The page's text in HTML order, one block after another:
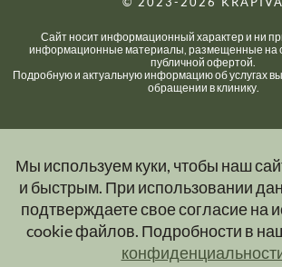
Мы используем куки, чтобы наш
и быстрым. При использовании
подтверждаете свое согласие на
cookie файлов. Подробности в
Сайт носит информационный характер и ни
информационные материалы, размещенные на
публичной офертой.
Подробную и актуальную информацию об услугах
обращении в клинику.